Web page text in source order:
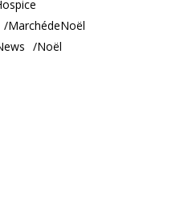
MarchédeNoël
Noël